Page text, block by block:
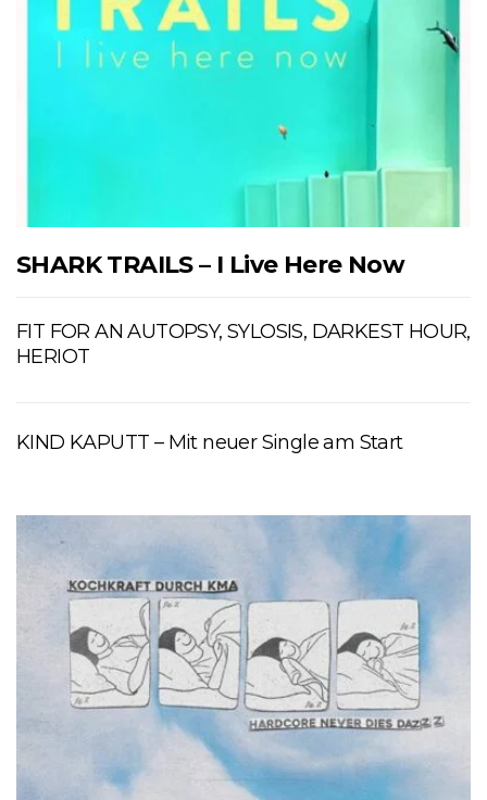
SHARK TRAILS – I Live Here Now
FIT FOR AN AUTOPSY, SYLOSIS, DARKEST HOUR,
HERIOT
KIND KAPUTT – Mit neuer Single am Start